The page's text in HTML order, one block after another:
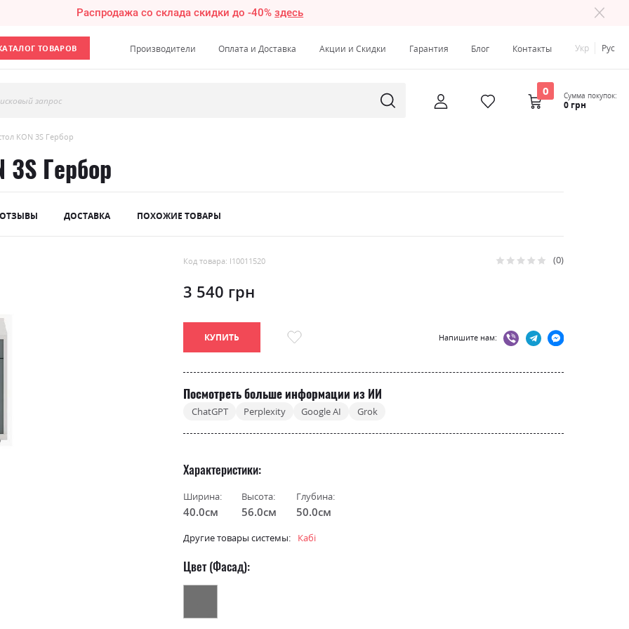
Распродажа со склада скидки до -40%здесь
ТОВАРОВ Производители Оплата и Доставка Акции и Скидки Гарантия Блог Контакты Укр Рус
запрос
0 Сумма покупок:
0 грн
KON 3S Гербор
3S Гербор
ОТЗЫВЫ ДОСТАВКА ПОХОЖИЕ ТОВАРЫ
Код товара: l10011520 Рейтинг: 0
3 540 грн
КУПИТЬ Напишите нам:
Посмотреть больше информации из ИИ
ChatGPT Perplexity Google AI Grok
Характеристики
Ширина:
40.0см
Высота:
56.0см
Глубина:
50.0см
Другие товары системы: Кабі
Цвет (Фасад):